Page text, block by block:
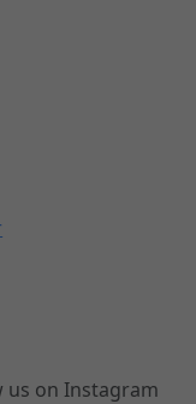
us on Instagram